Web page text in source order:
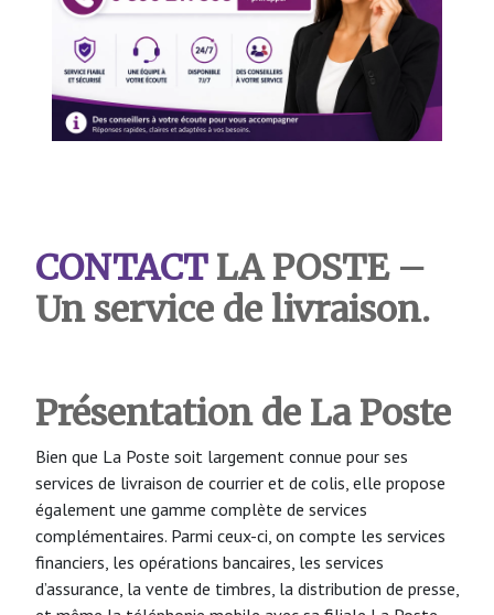
CONTACTLA POSTE –
Un service de livraison.
Présentation de La Poste
Bien que La Poste soit largement connue pour ses
services de livraison de courrier et de colis, elle propose
également une gamme complète de services
complémentaires. Parmi ceux-ci, on compte les services
financiers, les opérations bancaires, les services
d’assurance, la vente de timbres, la distribution de presse,